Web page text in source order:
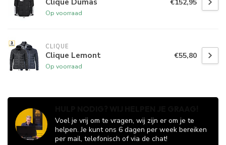
Op voorraad
€152,95
CLIQUE
Clique Lemont
Op voorraad
€55,80
Voel je vrij om te vragen, wij zijn er om je te
helpen. Je kunt ons 6 dagen per week bereiken
per mail, telefonisch of via de chat!